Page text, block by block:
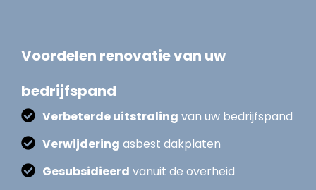
Voordelen renovatie van uw
bedrijfspand
Verbeterde uitstraling van uw bedrijfspand
Verwijdering asbest dakplaten
Gesubsidieerd vanuit de overheid